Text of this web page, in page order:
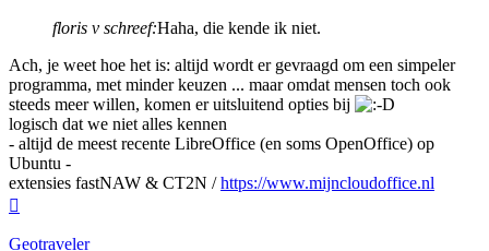
floris v schreef:Haha, die kende ik niet.
Ach, je weet hoe het is: altijd wordt er gevraagd om een simpeler
programma, met minder keuzen ... maar omdat mensen toch ook
steeds meer willen, komen er uitsluitend opties bij
logisch dat we niet alles kennen
- altijd de meest recente LibreOffice (en soms OpenOffice) op
Ubuntu -
extensies fastNAW & CT2N /https://www.mijncloudoffice.nl
Geotraveler